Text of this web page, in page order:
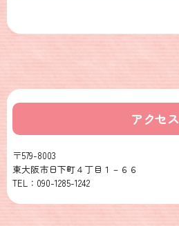
アクセス
〒579-8003
東大阪市日下町４丁目１－６６
TEL：090-1285-1242